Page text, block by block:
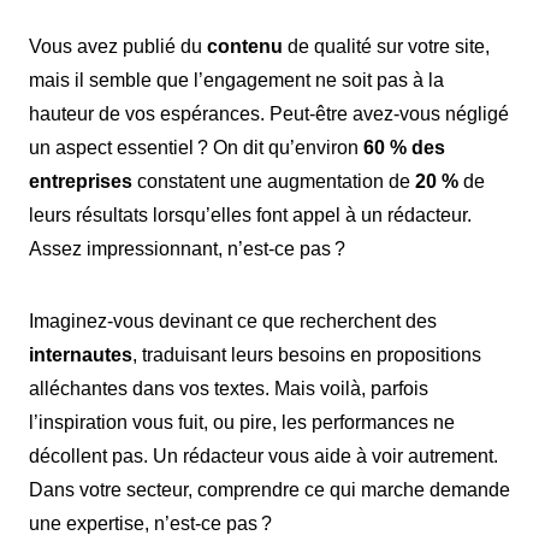
Vous avez publié du contenu de qualité sur votre site,
mais il semble que l’engagement ne soit pas à la
hauteur de vos espérances. Peut-être avez-vous négligé
un aspect essentiel ? On dit qu’environ 60 % des
entreprises constatent une augmentation de 20 % de
leurs résultats lorsqu’elles font appel à un rédacteur.
Assez impressionnant, n’est-ce pas ?
Imaginez-vous devinant ce que recherchent des
internautes, traduisant leurs besoins en propositions
alléchantes dans vos textes. Mais voilà, parfois
l’inspiration vous fuit, ou pire, les performances ne
décollent pas. Un rédacteur vous aide à voir autrement.
Dans votre secteur, comprendre ce qui marche demande
une expertise, n’est-ce pas ?